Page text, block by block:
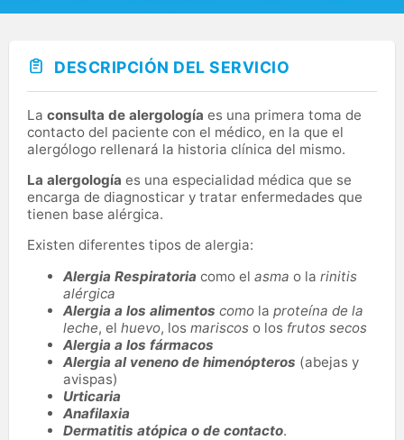
siempre ha sido crear un entorno seguro y agradable
donde puedas recibir la atención que mereces.
DESCRIPCIÓN DEL SERVICIO
La consulta de alergología es una primera toma de
contacto del paciente con el médico, en la que el
alergólogo rellenará la historia clínica del mismo.
La alergología es una especialidad médica que se
encarga de diagnosticar y tratar enfermedades que
tienen base alérgica.
Existen diferentes tipos de alergia:
Alergia Respiratoria como el asma o la rinitis
alérgica
Alergia a los alimentos como la proteína de la
leche, el huevo, los mariscos o los frutos secos
Alergia a los fármacos
Alergia al veneno de himenópteros (abejas y
avispas)
Urticaria
Anafilaxia
Dermatitis atópica o de contacto.